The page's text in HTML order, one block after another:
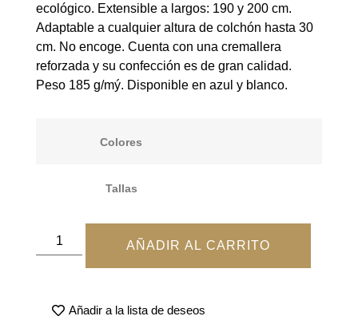
ecológico. Extensible a largos: 190 y 200 cm.
Adaptable a cualquier altura de colchón hasta 30
cm. No encoge. Cuenta con una cremallera
reforzada y su confección es de gran calidad.
Peso 185 g/mý. Disponible en azul y blanco.
Colores
Tallas
AÑADIR AL CARRITO
Añadir a la lista de deseos